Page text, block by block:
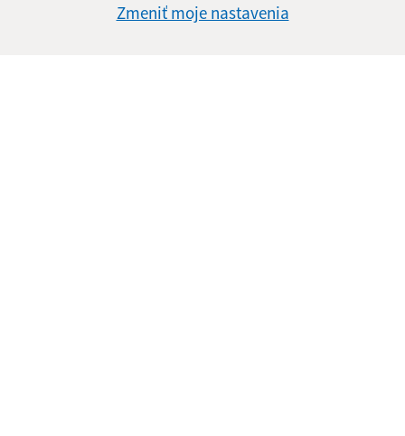
Zmeniť moje nastavenia